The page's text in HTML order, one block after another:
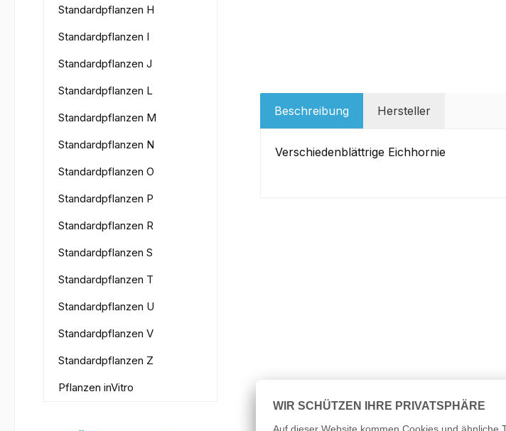
Standardpflanzen H
Standardpflanzen I
Standardpflanzen J
Standardpflanzen L
Standardpflanzen M
Standardpflanzen N
Standardpflanzen O
Standardpflanzen P
Standardpflanzen R
Standardpflanzen S
Standardpflanzen T
Standardpflanzen U
Standardpflanzen V
Standardpflanzen Z
Pflanzen inVitro
Beschreibung Hersteller
Verschiedenblättrige Eichhornie